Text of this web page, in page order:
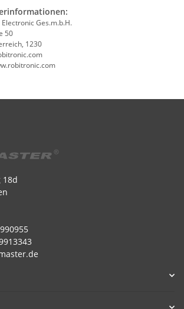
Ges.m.b.H.
50
1230
18d